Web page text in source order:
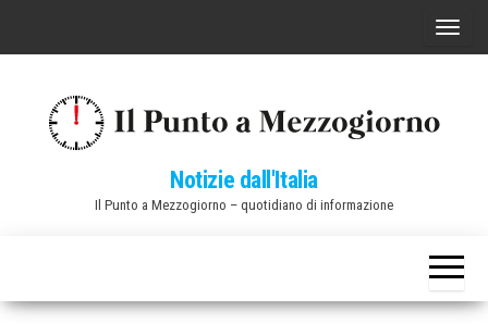
C
a
v
Notizie dall'Italia
Il Punto a Mezzogiorno – quotidiano di informazione